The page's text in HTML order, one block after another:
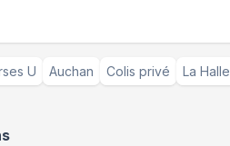
U Auchan Colis privé La Halle